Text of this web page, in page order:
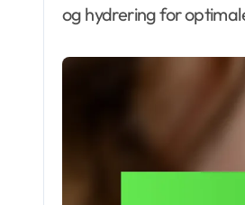
og hydrering for